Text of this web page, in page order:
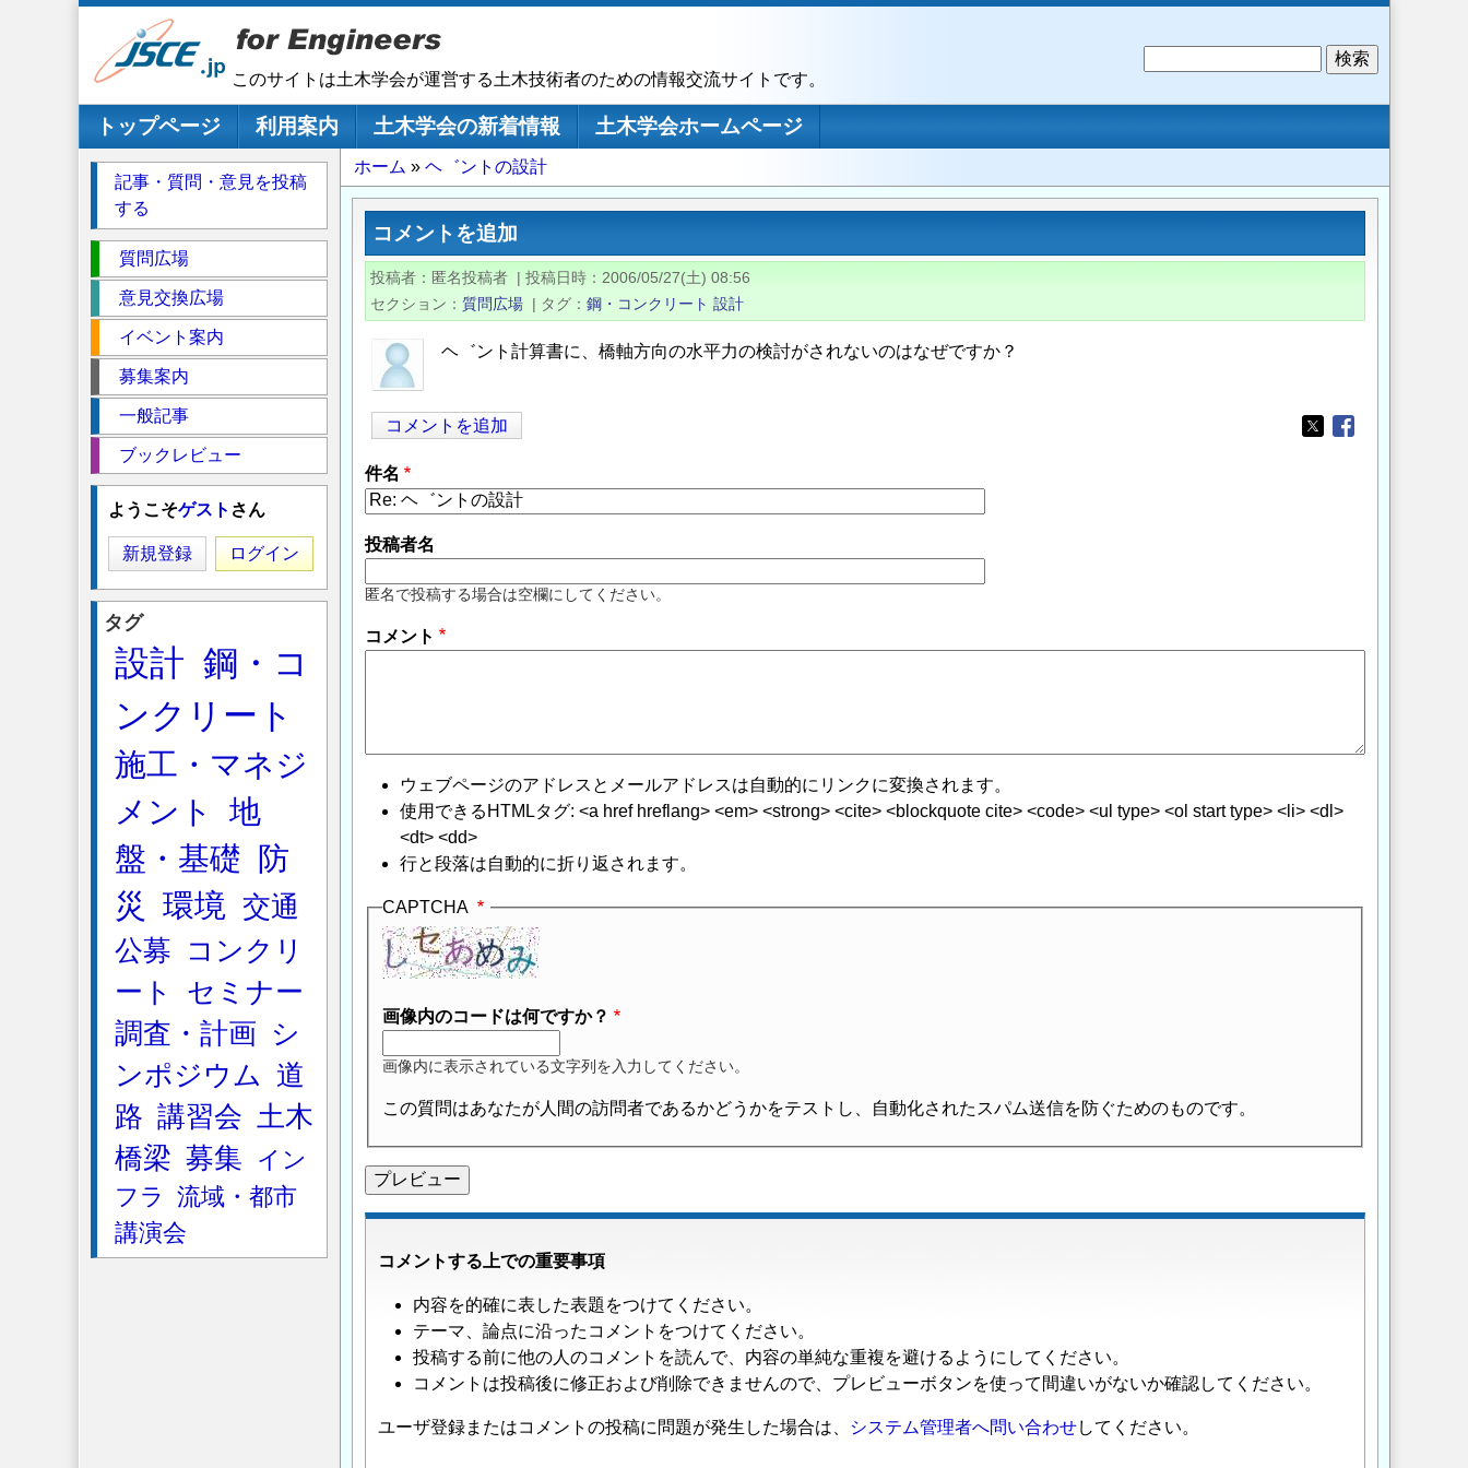
このサイトは土木学会が運営する土木技術者のための情報交流サイトです。
メインナビゲーション
トップページ 利用案内 土木学会の新着情報
土木学会ホームページ
パ
ン
ず
ホーム ヘ゛ントの設計
コメントを追加
投稿者 匿名投稿者 | 投稿日時
2006/05/27(土) 08:56
セクション
質問広場 | タグ 鋼・コンクリート 設計
ヘ゛ント計算書に、橋軸方向の水平力の検討がされないのはなぜですか？
コメントを追加
Opens in a new
Opens in a new
件名
投稿者名
匿名で投稿する場合は空欄にしてください。
コメント
ウェブページのアドレスとメールアドレスは自動的にリンクに変換されます。
使用できるHTMLタグ: <a href hreflang> <em> <strong> <cite> <blockquote cite> <code> <ul type> <ol start type> <li> <dl>
<dt> <dd>
行と段落は自動的に折り返されます。
CAPTCHA
画像内のコードは何ですか？
画像内に表示されている文字列を入力してください。
この質問はあなたが人間の訪問者であるかどうかをテストし、自動化されたスパム送信を防ぐためのものです。
コメントする上での重要事項
内容を的確に表した表題をつけてください。
テーマ、論点に沿ったコメントをつけてください。
投稿する前に他の人のコメントを読んで、内容の単純な重複を避けるようにしてください。
コメントは投稿後に修正および削除できませんので、プレビューボタンを使って間違いがないか確認してください。
ユーザ登録またはコメントの投稿に問題が発生した場合は、 システム管理者へ問い合わせしてください。
記事・質問・意見を投稿
する
ク
シ
質問広場
意見交換広場
イベント案内
募集案内
一般記事
ブックレビュー
ようこそゲスト さん
新規登録 ログイン
タグ
設計 鋼・コ
ンクリート
施工・マネジ
メント
地
盤・基礎
防
災
環境 交通
公募
コンクリ
ート
セミナー
調査・計画
シ
ンポジウム 道
路 講習会 土木
橋梁 募集
イン
フラ
流域・都市
講演会